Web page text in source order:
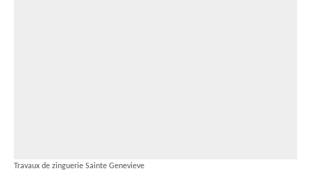
Travaux de zinguerie Sainte Genevieve